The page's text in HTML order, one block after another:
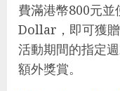
費滿港幣800元
Dollar，即可獲
活動期間的指定
額外獎賞。